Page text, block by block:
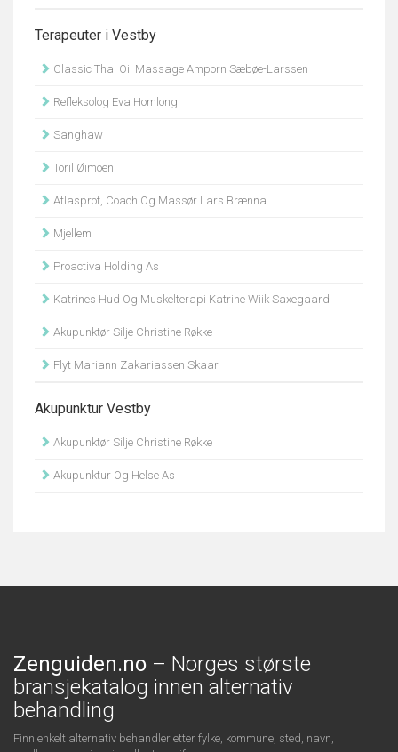
Terapeuter i Vestby
Classic Thai Oil Massage Amporn Sæbøe-Larssen
Refleksolog Eva Homlong
Sanghaw
Toril Øimoen
Atlasprof, Coach Og Massør Lars Brænna
Mjellem
Proactiva Holding As
Katrines Hud Og Muskelterapi Katrine Wiik Saxegaard
Akupunktør Silje Christine Røkke
Flyt Mariann Zakariassen Skaar
Akupunktur Vestby
Akupunktør Silje Christine Røkke
Akupunktur Og Helse As
Zenguiden.no – Norges største
bransjekatalog innen alternativ
behandling
Finn enkelt alternativ behandler etter fylke, kommune, sted, navn,